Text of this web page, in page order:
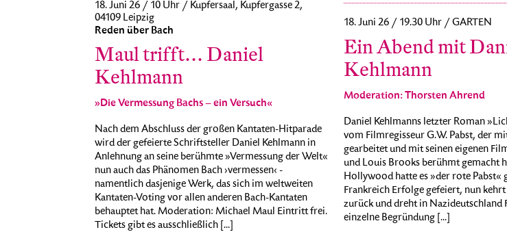
18. Juni 26 / 10 Uhr / Kupfersaal, Kupfergasse 2,
04109 Leipzig
Reden über Bach
Maul trifft… Daniel
Kehlmann
»Die Vermessung Bachs – ein Versuch«
Nach dem Abschluss der großen Kantaten-Hitparade
wird der gefeierte Schriftsteller Daniel Kehlmann in
Anlehnung an seine berühmte »Vermessung der Welt«
nun auch das Phänomen Bach ›vermessen‹ -
namentlich dasjenige Werk, das sich im weltweiten
Kantaten-Voting vor allen anderen Bach-Kantaten
behauptet hat. Moderation: Michael Maul Eintritt frei.
Tickets gibt es ausschließlich [...]
18. Juni 26 / 19.30 Uhr / GARTEN
Ein Abend mit
Kehlmann
Moderation: Thorsten Ahrend
Daniel Kehlmanns letzter Roman
vom Filmregisseur G.W. Pabst, der
gearbeitet und mit seinen eigenen
und Louis Brooks berühmt gemacht
Hollywood hatte es »der rote Pabst«
Frankreich Erfolge gefeiert, nun
zurück und dreht in Nazideutschland
einzelne Begründung [...]